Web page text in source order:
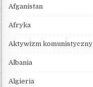
Afganistan
Afryka
Aktywizm komunistyczny
Albania
Algieria